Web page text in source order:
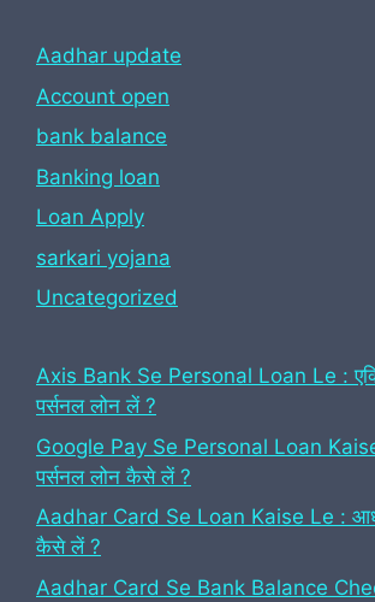
Aadhar update
Account open
bank balance
Banking loan
Loan Apply
sarkari yojana
Uncategorized
Axis Bank Se Personal Loan Le :
पर्सनल लोन लें ?
Google Pay Se Personal Loan
पर्सनल लोन कैसे लें ?
Aadhar Card Se Loan Kaise Le :
कैसे लें ?
Aadhar Card Se Bank Balance